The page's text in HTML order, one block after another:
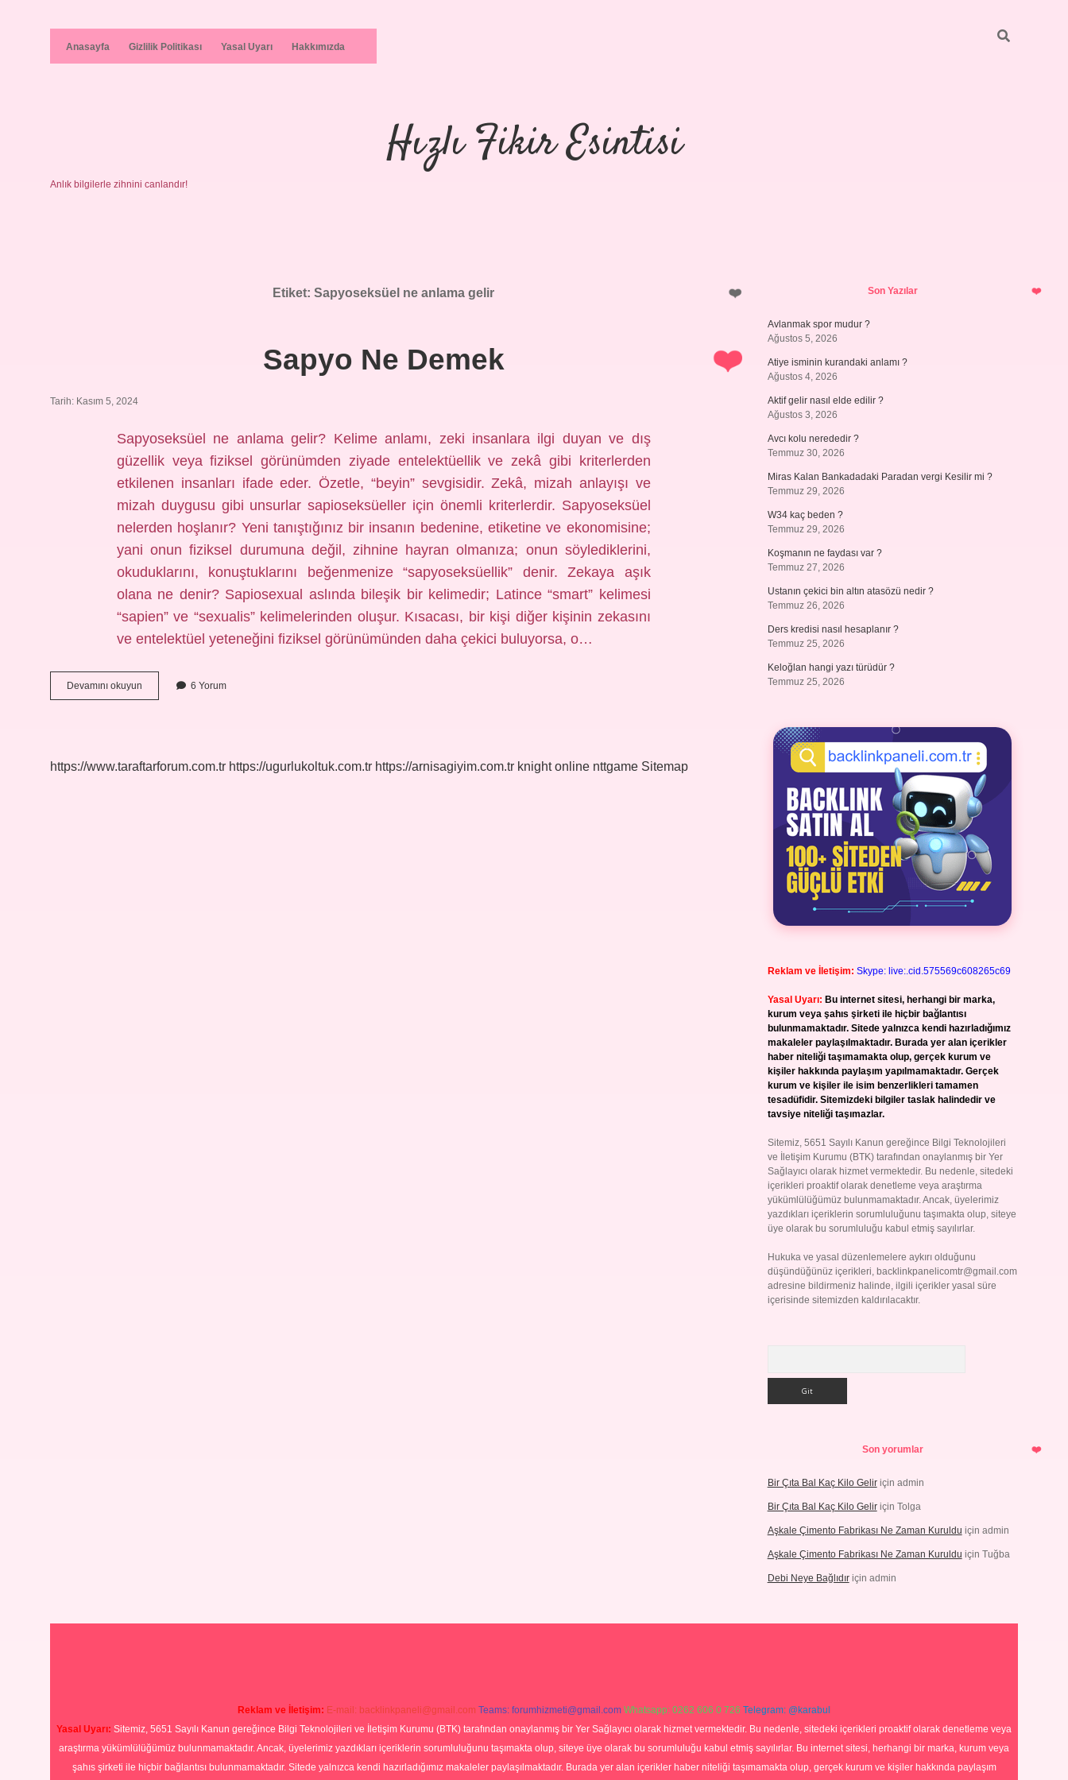
Anasayfa Gizlilik Politikası Yasal Uyarı Hakkımızda
Hızlı Fikir Esintisi
Anlık bilgilerle zihnini canlandır!
Etiket:Sapyoseksüel ne anlama gelir
Sapyo Ne Demek
Tarih: Kasım 5, 2024
Sapyoseksüel ne anlama gelir? Kelime anlamı, zeki insanlara ilgi duyan ve dış
güzellik veya fiziksel görünümden ziyade entelektüellik ve zekâ gibi kriterlerden
etkilenen insanları ifade eder. Özetle, “beyin” sevgisidir. Zekâ, mizah anlayışı ve
mizah duygusu gibi unsurlar sapioseksüeller için önemli kriterlerdir. Sapyoseksüel
nelerden hoşlanır? Yeni tanıştığınız bir insanın bedenine, etiketine ve ekonomisine;
yani onun fiziksel durumuna değil, zihnine hayran olmanıza; onun söylediklerini,
okuduklarını, konuştuklarını beğenmenize “sapyoseksüellik” denir. Zekaya aşık
olana ne denir? Sapiosexual aslında bileşik bir kelimedir; Latince “smart” kelimesi
“sapien” ve “sexualis” kelimelerinden oluşur. Kısacası, bir kişi diğer kişinin zekasını
ve entelektüel yeteneğini fiziksel görünümünden daha çekici buluyorsa, o…
Devamını okuyun
Ne
6 Yorum
https://www.taraftarforum.com.tr https://ugurlukoltuk.com.tr https://arnisagiyim.com.tr knight online nttgame Sitemap
SidebarSon Yazılar
Avlanmak spor mudur ?
Ağustos 5, 2026
Atiye isminin kurandaki anlamı ?
Ağustos 4, 2026
Aktif gelir nasıl elde edilir ?
Ağustos 3, 2026
Avcı kolu nerededir ?
Temmuz 30, 2026
Miras Kalan Bankadadaki Paradan vergi Kesilir mi ?
Temmuz 29, 2026
W34 kaç beden ?
Temmuz 29, 2026
Koşmanın ne faydası var ?
Temmuz 27, 2026
Ustanın çekici bin altın atasözü nedir ?
Temmuz 26, 2026
Ders kredisi nasıl hesaplanır ?
Temmuz 25, 2026
Keloğlan hangi yazı türüdür ?
Temmuz 25, 2026
Reklam ve İletişim: Skype: live:.cid.575569c608265c69
Yasal Uyarı: Bu internet sitesi, herhangi bir marka,
kurum veya şahıs şirketi ile hiçbir bağlantısı
bulunmamaktadır. Sitede yalnızca kendi hazırladığımız
makaleler paylaşılmaktadır. Burada yer alan içerikler
haber niteliği taşımamakta olup, gerçek kurum ve
kişiler hakkında paylaşım yapılmamaktadır. Gerçek
kurum ve kişiler ile isim benzerlikleri tamamen
tesadüfidir. Sitemizdeki bilgiler taslak halindedir ve
tavsiye niteliği taşımazlar.
Sitemiz, 5651 Sayılı Kanun gereğince Bilgi Teknolojileri
ve İletişim Kurumu (BTK) tarafından onaylanmış bir Yer
Sağlayıcı olarak hizmet vermektedir. Bu nedenle, sitedeki
içerikleri proaktif olarak denetleme veya araştırma
yükümlülüğümüz bulunmamaktadır. Ancak, üyelerimiz
yazdıkları içeriklerin sorumluluğunu taşımakta olup, siteye
üye olarak bu sorumluluğu kabul etmiş sayılırlar.
Hukuka ve yasal düzenlemelere aykırı olduğunu
düşündüğünüz içerikleri, backlinkpanelicomtr@gmail.com
adresine bildirmeniz halinde, ilgili içerikler yasal süre
içerisinde sitemizden kaldırılacaktır.
Son yorumlar
Bir Çıta Bal Kaç Kilo Geliriçin admin
Bir Çıta Bal Kaç Kilo Geliriçin Tolga
Aşkale Çimento Fabrikası Ne Zaman Kuruldu için admin
Aşkale Çimento Fabrikası Ne Zaman Kuruldu için Tuğba
Debi Neye Bağlıdıriçin admin
Reklam ve İletişim: E-mail: backlinkpaneli@gmail.com Teams: forumhizmeti@gmail.com Whatsapp: 0262 606 0 726 Telegram: @karabul
Yasal Uyarı: Sitemiz, 5651 Sayılı Kanun gereğince Bilgi Teknolojileri ve İletişim Kurumu (BTK) tarafından onaylanmış bir Yer Sağlayıcı olarak hizmet vermektedir. Bu nedenle, sitedeki içerikleri proaktif olarak denetleme veya
araştırma yükümlülüğümüz bulunmamaktadır. Ancak, üyelerimiz yazdıkları içeriklerin sorumluluğunu taşımakta olup, siteye üye olarak bu sorumluluğu kabul etmiş sayılırlar. Bu internet sitesi, herhangi bir marka, kurum veya
şahıs şirketi ile hiçbir bağlantısı bulunmamaktadır. Sitede yalnızca kendi hazırladığımız makaleler paylaşılmaktadır. Burada yer alan içerikler haber niteliği taşımamakta olup, gerçek kurum ve kişiler hakkında paylaşım